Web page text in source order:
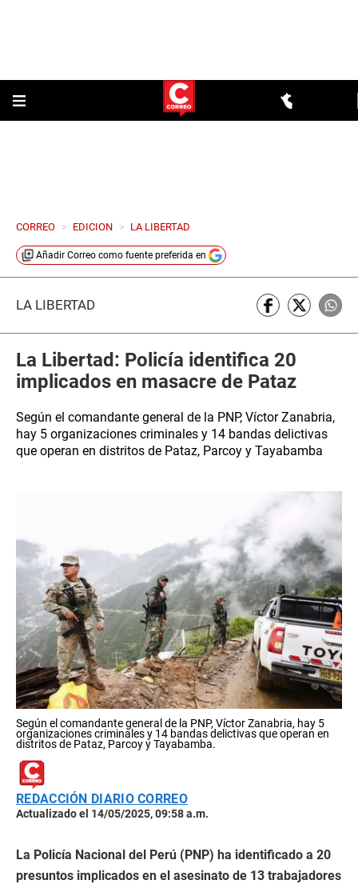
CORREO > EDICION > LA LIBERTAD
Añadir Correo como fuente preferida en
LA LIBERTAD
La Libertad: Policía identifica 20
implicados en masacre de Pataz
Según el comandante general de la PNP, Víctor Zanabria,
hay 5 organizaciones criminales y 14 bandas delictivas
que operan en distritos de Pataz, Parcoy y Tayabamba
Según el comandante general de la PNP, Víctor Zanabria, hay 5
organizaciones criminales y 14 bandas delictivas que operan en
distritos de Pataz, Parcoy y Tayabamba.
REDACCIÓN DIARIO CORREO
Actualizado el 14/05/2025, 09:58 a.m.
La Policía Nacional del Perú (PNP) ha identificado a 20
presuntos implicados en el asesinato de 13 trabajadores